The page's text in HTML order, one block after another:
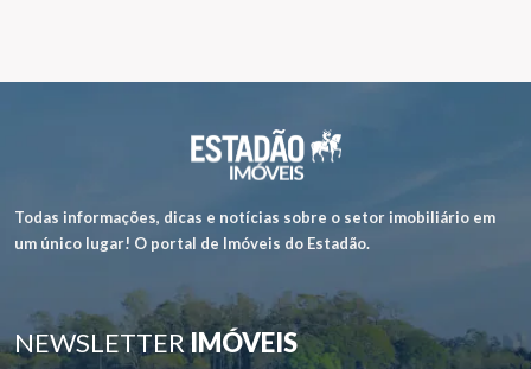
Todas informações, dicas e notícias sobre o setor imobiliário em
um único lugar! O portal de Imóveis do Estadão.
NEWSLETTERIMÓVEIS